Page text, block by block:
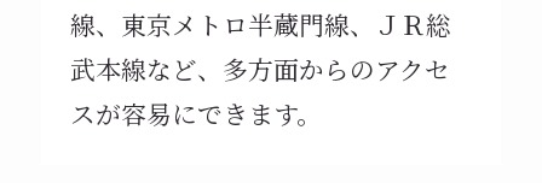
線、東京メトロ半蔵門線、ＪＲ総
武本線など、多方面からのアクセ
スが容易にできます。